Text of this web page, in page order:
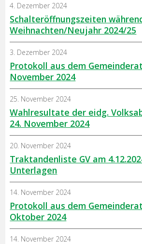
Schalteröffnungszeiten
Weihnachten/Neujahr 2024/25
4. Dezember 2024
Protokoll aus dem
November 2024
3. Dezember 2024
Wahlresultate der eidg.
24. November 2024
25. November 2024
Traktandenliste GV am
Unterlagen
20. November 2024
Protokoll aus dem
Oktober 2024
14. November 2024
14. November 2024